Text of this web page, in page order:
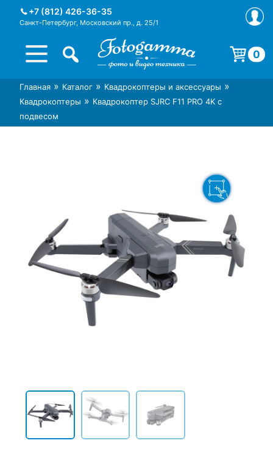
+7 (812) 426-36-35
Санкт-Петербург, Московский пр., д. 25/1
Интернет-магазин фототехники
Foto-Gamma в СПб
Магазин фотоаксессуаров foto-
gamma.ru
0
Корзина пуста.
Главная » Каталог » Квадрокоптеры и аксессуары »
Квадрокоптеры » Квадрокоптер SJRC F11 PRO 4K с
подвесом